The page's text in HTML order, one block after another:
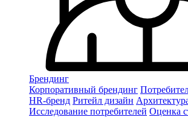
Брендинг
Корпоративный брендинг
НR-бренд Ритейл дизайн
Исследование потребителей Оценка